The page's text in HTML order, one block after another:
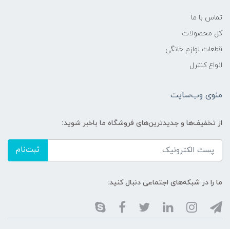
تماس با ما
کل محصولات
قطعات لوازم خانگی
انواع کنترل
منوی وب‌سایت
از تخفیف‌ها و جدیدترین‌های فروشگاه ما باخبر شوید:
ثبت‌نام
ما را در شبکه‌های اجتماعی دنبال کنید: